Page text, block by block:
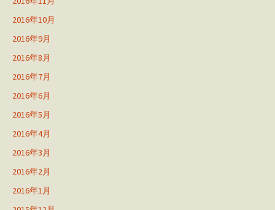
2016年10月
2016年9月
2016年8月
2016年7月
2016年6月
2016年5月
2016年4月
2016年3月
2016年2月
2016年1月